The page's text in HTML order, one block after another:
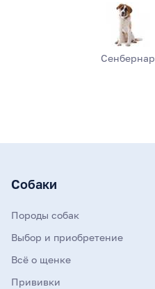
Сенбернар
Собаки
Породы собак
Выбор и приобретение
Всё о щенке
Прививки